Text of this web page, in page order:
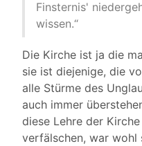
Finsternis'
wissen.“
Die Kirche ist ja die
sie ist diejenige, die
alle Stürme des
auch immer
diese Lehre der
verfälschen, war wohl